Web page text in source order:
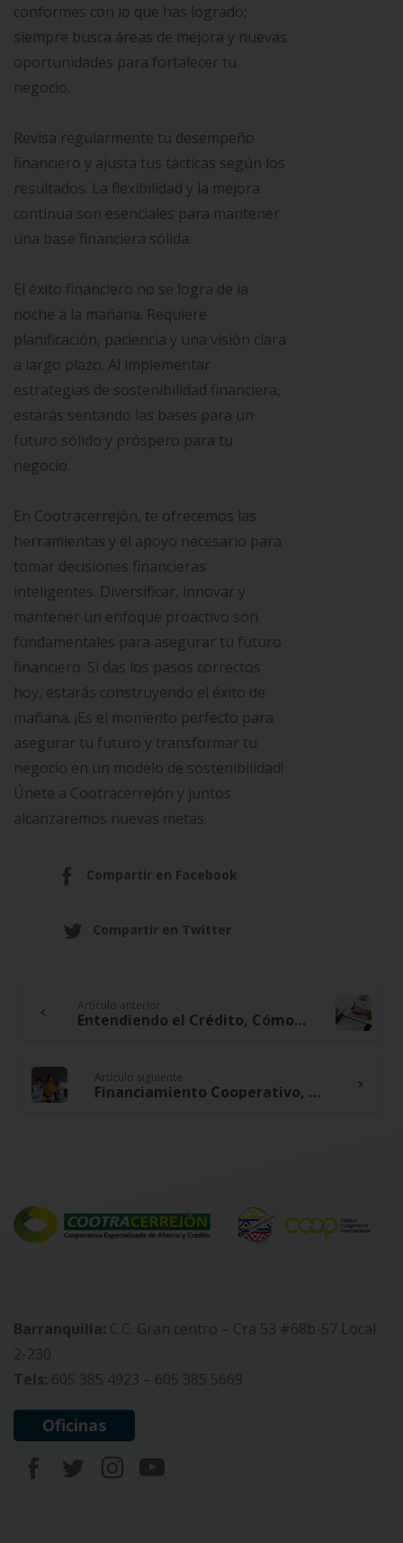
conformes con lo que has logrado;
siempre busca áreas de mejora y nuevas
oportunidades para fortalecer tu
negocio.
Revisa regularmente tu desempeño
financiero y ajusta tus tácticas según los
resultados. La flexibilidad y la mejora
continua son esenciales para mantener
una base financiera sólida.
El éxito financiero no se logra de la
noche a la mañana. Requiere
planificación, paciencia y una visión clara
a largo plazo. Al implementar
estrategias de sostenibilidad financiera,
estarás sentando las bases para un
futuro sólido y próspero para tu
negocio.
En Cootracerrejón, te ofrecemos las
herramientas y el apoyo necesario para
tomar decisiones financieras
inteligentes. Diversificar, innovar y
mantener un enfoque proactivo son
fundamentales para asegurar tu futuro
financiero. Si das los pasos correctos
hoy, estarás construyendo el éxito de
mañana. ¡Es el momento perfecto para
asegurar tu futuro y transformar tu
negocio en un modelo de sostenibilidad!
Únete a Cootracerrejón y juntos
alcanzaremos nuevas metas.
Compartir en Facebook
Compartir en Twitter
Continue
Reading
Artículo anterior
Entendiendo el Crédito, Cómo Construir y Mantener un Buen Historial Crediticio
Artículo siguiente
Financiamiento Cooperativo, Estrategias para Potenciar el Crecimiento de Nuevas Empresas
Barranquilla: C.C. Gran centro – Cra 53 #68b-57 Local
2-230
Tels: 605 385 4923 – 605 385 5669
Oficinas